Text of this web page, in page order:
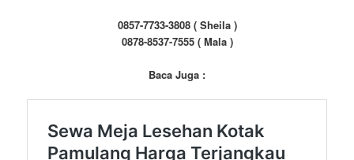
0857-7733-3808 ( Sheila )
0878-8537-7555 ( Mala )
Baca Juga :